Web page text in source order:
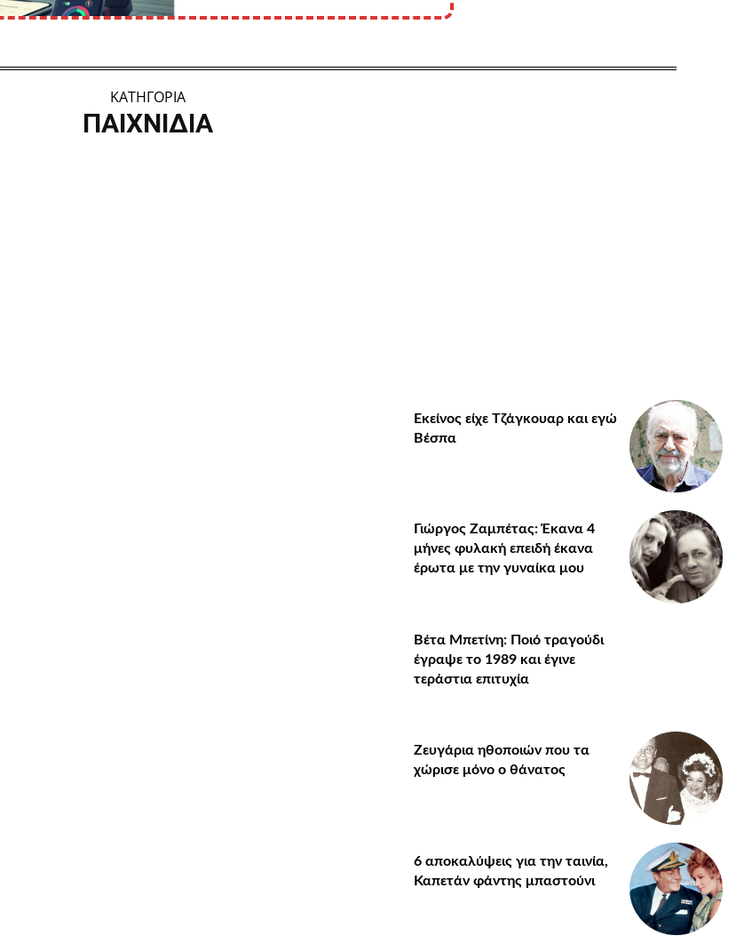
ΚΑΤΗΓΟΡΙΑ
ΠΑΙΧΝΊΔΙΑ
Εκείνος είχε Τζάγκουαρ και εγώ
Βέσπα
Γιώργος Ζαμπέτας: Έκανα 4
μήνες φυλακή επειδή έκανα
έρωτα με την γυναίκα μου
Βέτα Μπετίνη: Ποιό τραγούδι
έγραψε το 1989 και έγινε
τεράστια επιτυχία
Ζευγάρια ηθοποιών που τα
χώρισε μόνο ο θάνατος
6 αποκαλύψεις για την ταινία,
Καπετάν φάντης μπαστούνι